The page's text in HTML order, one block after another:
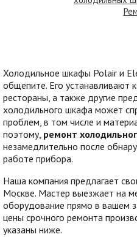
Холодильное шкафы Polair и
общепите. Его устанавливают
рестораны, а также другие
холодильного шкафа может
проблем, в том числе и
поэтому, ремонт
незамедлительно после
работе прибора.
Наша компания предлагает
Москве. Мастер выезжает на
оборудование прямо в вашем
цены срочного ремонта
указаны ниже.